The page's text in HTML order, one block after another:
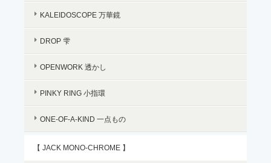
KALEIDOSCOPE 万華鏡
DROP 雫
OPENWORK 透かし
PINKY RING 小指環
ONE-OF-A-KIND 一点もの
【 JACK MONO-CHROME 】